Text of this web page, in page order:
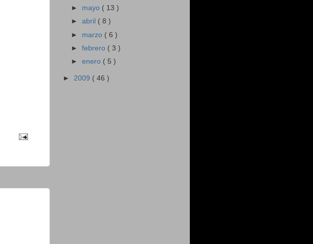
► mayo ( 13 )
►abril ( 8 )
► marzo ( 6 )
►febrero ( 3 )
►enero ( 5 )
► 2009 ( 46 )